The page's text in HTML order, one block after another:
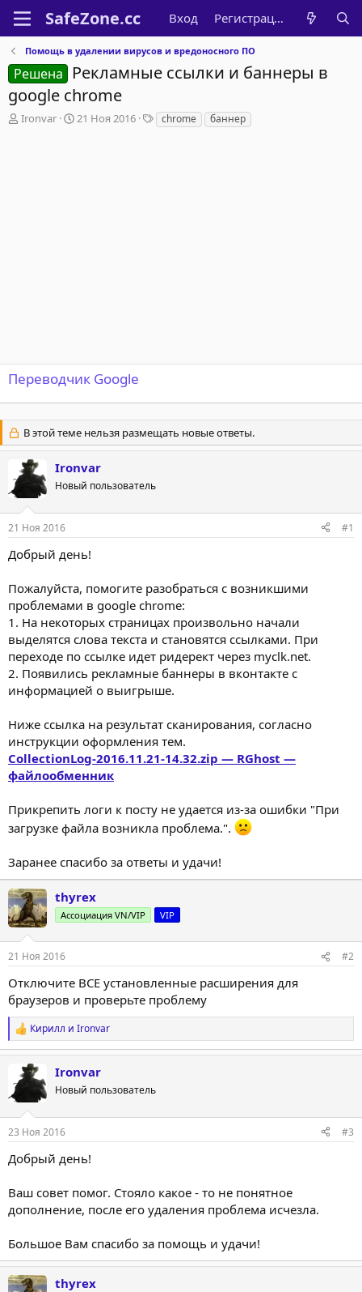
Вход Регистрация
Помощь в удалении вирусов и вредоносного ПО
Решена
Рекламные ссылки и баннеры в
google chrome
А
Ironvar
Д
21 Ноя 2016
Т
е
chrome баннер
Переводчик Google
В этой теме нельзя размещать новые ответы.
Ironvar
Новый пользователь
21 Ноя 2016 #1
Добрый день!
Пожалуйста, помогите разобраться с возникшими
проблемами в google chrome:
1. На некоторых страницах произвольно начали
выделятся слова текста и становятся ссылками. При
переходе по ссылке идет ридерект через myclk.net.
2. Появились рекламные баннеры в вконтакте с
информацией о выигрыше.
Ниже ссылка на результат сканирования, согласно
инструкции оформления тем.
CollectionLog-2016.11.21-14.32.zip — RGhost —
файлообменник
Прикрепить логи к посту не удается из-за ошибки "При
загрузке файла возникла проблема.".
Заранее спасибо за ответы и удачи!
thyrex
Ассоциация VN/VIP VIP
21 Ноя 2016 #2
Отключите ВСЕ установленные расширения для
браузеров и проверьте проблему
Р
е
ц
и
Кирилл и Ironvar
Ironvar
Новый пользователь
23 Ноя 2016 #3
Добрый день!
Ваш совет помог. Стояло какое - то не понятное
дополнение, после его удаления проблема исчезла.
Большое Вам спасибо за помощь и удачи!
thyrex